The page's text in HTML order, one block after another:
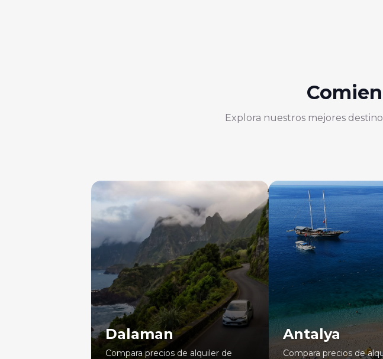
Explora nuestros mejores
Dalaman
Compara precios de alquiler de
Antalya
Compara precios de